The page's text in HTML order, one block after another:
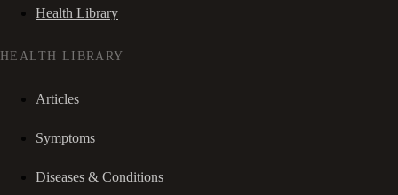
Health Library
HEALTH LIBRARY
Articles
Symptoms
Diseases & Conditions